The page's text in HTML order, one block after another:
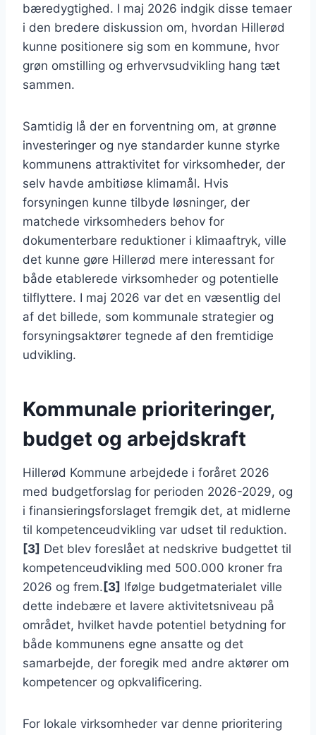
bæredygtighed. I maj 2026 indgik disse temaer
i den bredere diskussion om, hvordan Hillerød
kunne positionere sig som en kommune, hvor
grøn omstilling og erhvervsudvikling hang tæt
sammen.
Samtidig lå der en forventning om, at grønne
investeringer og nye standarder kunne styrke
kommunens attraktivitet for virksomheder, der
selv havde ambitiøse klimamål. Hvis
forsyningen kunne tilbyde løsninger, der
matchede virksomheders behov for
dokumenterbare reduktioner i klimaaftryk, ville
det kunne gøre Hillerød mere interessant for
både etablerede virksomheder og potentielle
tilflyttere. I maj 2026 var det en væsentlig del
af det billede, som kommunale strategier og
forsyningsaktører tegnede af den fremtidige
udvikling.
Kommunale prioriteringer,
budget og arbejdskraft
Hillerød Kommune arbejdede i foråret 2026
med budgetforslag for perioden 2026-2029, og
i finansieringsforslaget fremgik det, at midlerne
til kompetenceudvikling var udset til reduktion.
[3] Det blev foreslået at nedskrive budgettet til
kompetenceudvikling med 500.000 kroner fra
2026 og frem. [3] Ifølge budgetmaterialet ville
dette indebære et lavere aktivitetsniveau på
området, hvilket havde potentiel betydning for
både kommunens egne ansatte og det
samarbejde, der foregik med andre aktører om
kompetencer og opkvalificering.
For lokale virksomheder var denne prioritering